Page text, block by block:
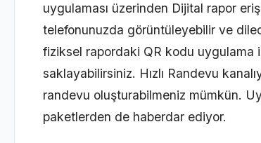
uygulaması üzerinden Dijital rapor
telefonunuzda görüntüleyebilir ve
fiziksel rapordaki QR kodu
saklayabilirsiniz. Hızlı Randevu
randevu oluşturabilmeniz mümkün.
paketlerden de haberdar ediyor.